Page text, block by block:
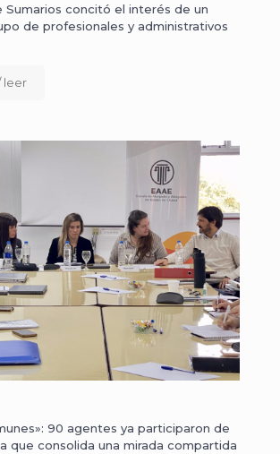
Sumarios concitó el interés de un
de profesionales y administrativos
leer
90 agentes ya participaron de
que consolida una mirada compartida